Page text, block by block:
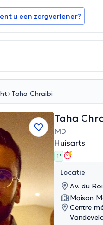
u een zorgverlener?
Taha Chraibi
Taha
MD
Huisarts
1 '
Locatie
Av. du
Maison
Centre